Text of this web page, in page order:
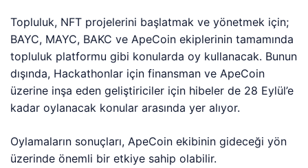
Topluluk, NFT projelerini başlatmak ve yönetmek için;
BAYC, MAYC, BAKC ve ApeCoin ekiplerinin tamamında
topluluk platformu gibi konularda oy kullanacak. Bunun
dışında, Hackathonlar için finansman ve ApeCoin
üzerine inşa eden geliştiriciler için hibeler de 28 Eylül’e
kadar oylanacak konular arasında yer alıyor.
Oylamaların sonuçları, ApeCoin ekibinin gideceği yön
üzerinde önemli bir etkiye sahip olabilir.